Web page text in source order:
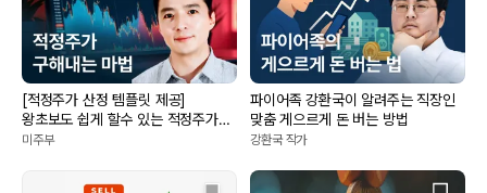
[적정주가 산정 템플릿 제공]
왕초보도 쉽게 할수 있는 적정주가
계산법
미주부
파이어족 강환국이 알려주는 직장인
맞춤 게으르게 돈 버는 방법
강환국 작가